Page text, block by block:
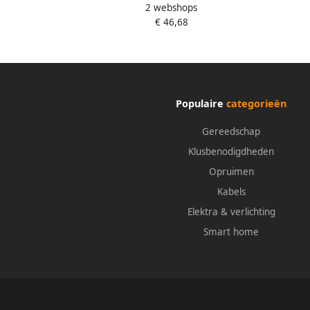
gegalvaniseerd AY17EAAP
2 webshops
€ 46,68
Populaire categorieën
Gereedschap
Klusbenodigdheden
Opruimen
Kabels
Elektra & verlichting
Smart home